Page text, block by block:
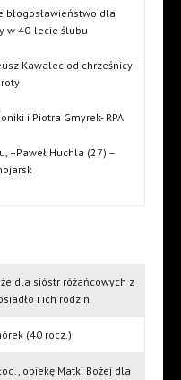
błogosławieństwo dla
w 40-lecie ślubu
Kawalec od chrześnicy
i Piotra Gmyrek- RPA
+Paweł Huchla (27) –
dla sióstr różańcowych z
i ich rodzin
(40 rocz.)
opiekę Matki Bożej dla